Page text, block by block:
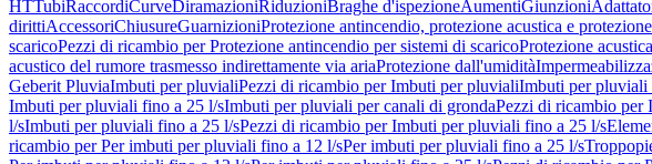
HTTubiRaccordiCurveDiramazioniRiduzioniBraghe d'ispezioneAumentiGiunzioni
dirittiAccessoriChiusureGuarnizioniProtezione antincendio, protezione acustica e
scaricoPezzi di ricambio per Protezione antincendio per sistemi di scaricoProtezione acustica
acustico del rumore trasmesso indirettamente via ariaProtezione dall'umidità
Geberit PluviaImbuti per pluvialiPezzi di ricambio per Imbuti per pluvialiImbuti per pluviali
Imbuti per pluviali fino a 25 l/sImbuti per pluviali per canali di grondaPezzi di ricambio per
l/sImbuti per pluviali fino a 25 l/sPezzi di ricambio per Imbuti per pluviali fino a 25 l/s
ricambio per Per imbuti per pluviali fino a 12 l/sPer imbuti per pluviali fino a 25 l/s